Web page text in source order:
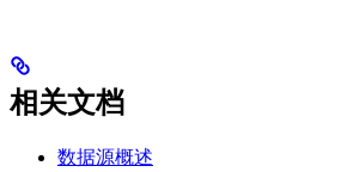
相关文档
数据源概述